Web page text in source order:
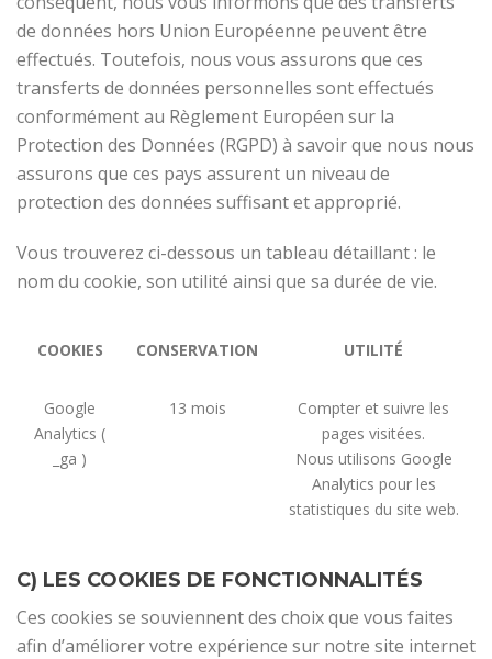
de données hors Union Européenne peuvent être
effectués. Toutefois, nous vous assurons que ces
transferts de données personnelles sont effectués
conformément au Règlement Européen sur la
Protection des Données (RGPD) à savoir que nous nous
assurons que ces pays assurent un niveau de
protection des données suffisant et approprié.
Vous trouverez ci-dessous un tableau détaillant : le
nom du cookie, son utilité ainsi que sa durée de vie.
COOKIES CONSERVATION UTILITÉ
Google
Analytics (
_ga )
13 mois
Compter et suivre les
pages visitées.
Nous utilisons Google
Analytics pour les
statistiques du site web.
C) LES COOKIES DE FONCTIONNALITÉS
Ces cookies se souviennent des choix que vous faites
afin d’améliorer votre expérience sur notre site internet